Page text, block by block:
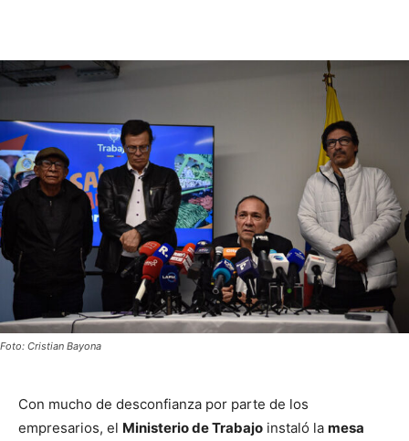
Foto: Cristian Bayona
Con mucho de desconfianza por parte de los
empresarios, el Ministerio de Trabajo instaló la mesa